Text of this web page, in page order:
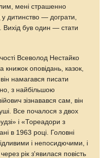
мені страшенно
дитинство — дограти,
Вихід був один — стати
Всеволод Нестайко
книжок оповідань, казок,
він намагався писати
з найбільшою
зізнавався сам, він
Все почалося з двох
і «Тореадори з
в 1963 році. Головні
і непосидючими, і
рік з'явилася повість